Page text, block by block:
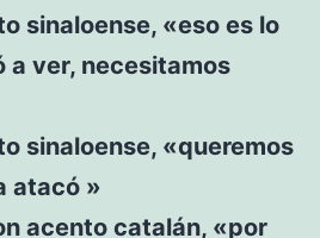
sinaloense, «eso es lo
a ver, necesitamos
sinaloense, «queremos
atacó »
acento catalán, «por